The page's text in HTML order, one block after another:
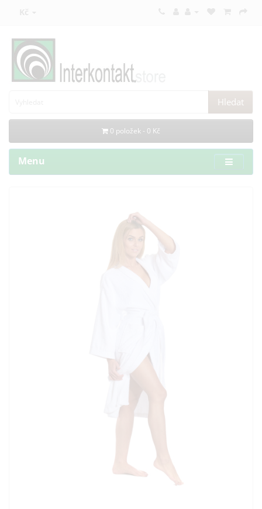
Kč
Hledat
0 položek - 0 Kč
Menu